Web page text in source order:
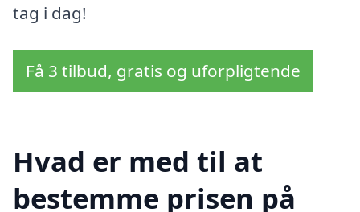
tag i dag!
Få 3 tilbud, gratis og uforpligtende
Hvad er med til at
bestemme prisen på